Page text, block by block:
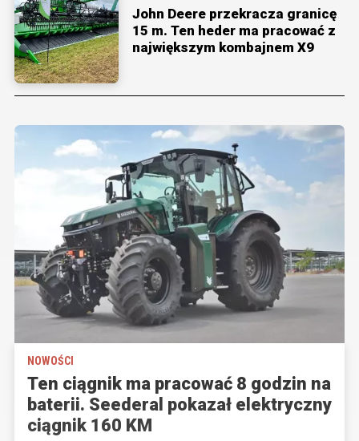
John Deere przekracza granicę
15 m. Ten heder ma pracować z
największym kombajnem X9
NOWOŚCI
Ten ciągnik ma pracować 8 godzin na
baterii. Seederal pokazał elektryczny
ciągnik 160 KM